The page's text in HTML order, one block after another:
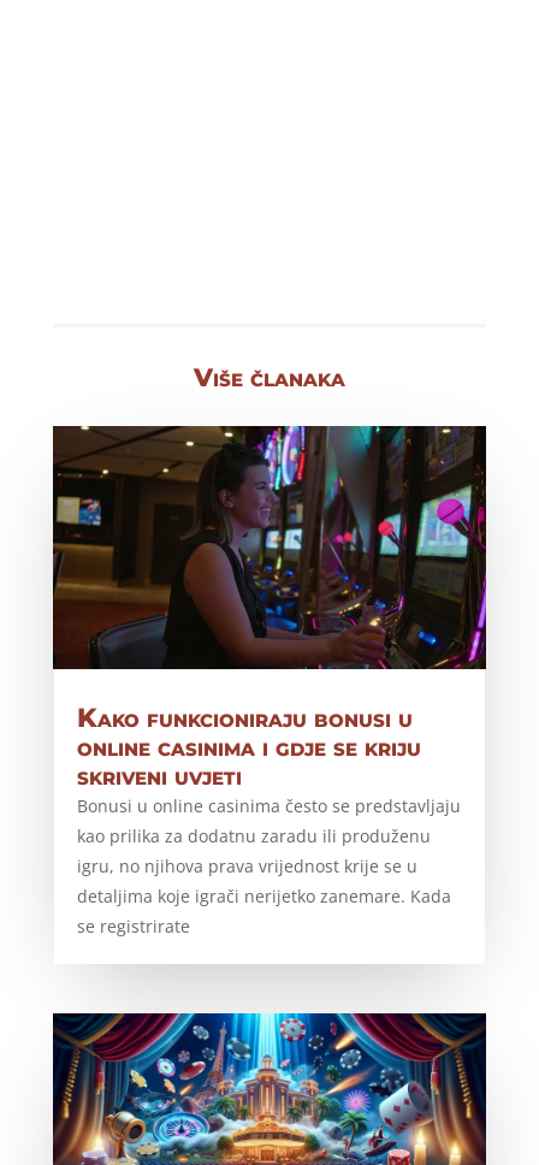
Više članaka
Kako funkcioniraju bonusi u
online casinima i gdje se kriju
skriveni uvjeti
Bonusi u online casinima često se predstavljaju
kao prilika za dodatnu zaradu ili produženu
igru, no njihova prava vrijednost krije se u
detaljima koje igrači nerijetko zanemare. Kada
se registrirate